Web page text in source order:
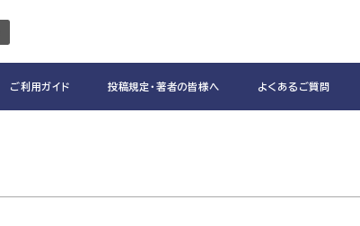
ご利用ガイド 投稿規定・著者の皆様へ よくあるご質問